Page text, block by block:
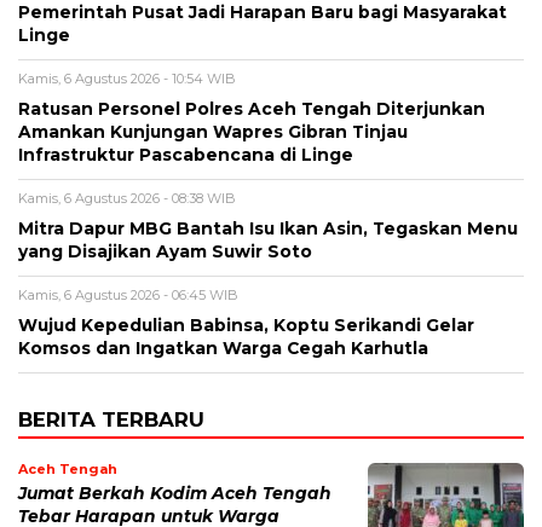
Pemerintah Pusat Jadi Harapan Baru bagi Masyarakat
Linge
Kamis, 6 Agustus 2026 - 10:54 WIB
Ratusan Personel Polres Aceh Tengah Diterjunkan
Amankan Kunjungan Wapres Gibran Tinjau
Infrastruktur Pascabencana di Linge
Kamis, 6 Agustus 2026 - 08:38 WIB
‎Mitra Dapur MBG Bantah Isu Ikan Asin, Tegaskan Menu
yang Disajikan Ayam Suwir Soto
Kamis, 6 Agustus 2026 - 06:45 WIB
‎Wujud Kepedulian Babinsa, Koptu Serikandi Gelar
Komsos dan Ingatkan Warga Cegah Karhutla ‎
BERITA TERBARU
Aceh Tengah
Jumat Berkah Kodim Aceh Tengah
Tebar Harapan untuk Warga